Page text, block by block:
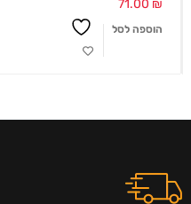
71.00 ₪
הוספה לסל